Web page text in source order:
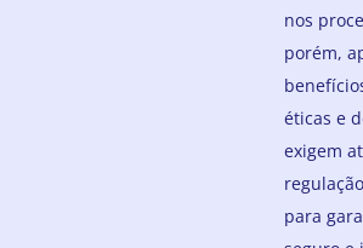
nos
porém,
éticas e
exigem
para